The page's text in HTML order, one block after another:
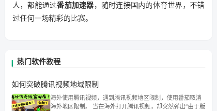
人，都能通过番茄加速器，随时连接国内的体育世界，不错
过任何一场精彩的比赛。
热门软件教程
如何突破腾讯视频地域限制
海外使用腾讯视频，遇到腾讯视频地区限制，使用番茄取消
海外地区限制。 当在海外打开腾讯视频，却突然弹出“由于版